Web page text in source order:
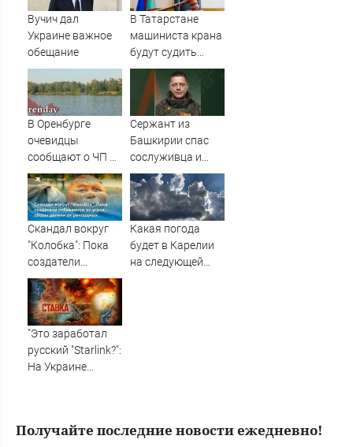
Вучич дал
Украине важное
обещание
В Татарстане
машиниста крана
будут судить
после падения
рабочего с 10-
метровой высоты
09/08/2026 –
Новости
В Оренбурге
очевидцы
сообщают о ЧП на
озере Старица
Сержант из
Башкирии спас
сослуживца и
получил ранение
в зоне СВО
Скандал вокруг
"Колобка": Пока
создатели
отбиваются от
угроз, сборы
далеки от
рекордных
Какая погода
будет в Карелии
на следующей
"Это заработал
русский "Starlink?":
На Украине
попаданий по
Получайте последние новости ежедневно!